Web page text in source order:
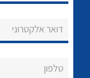
דואר אלקטרוני
טלפון